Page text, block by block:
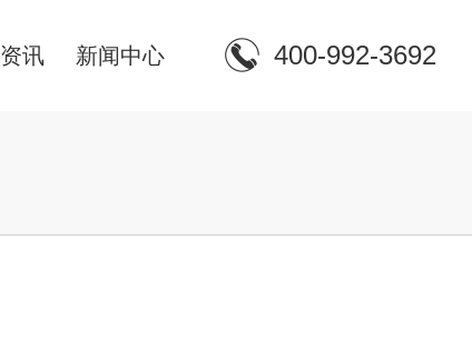
讯 新闻中心 400-992-3692